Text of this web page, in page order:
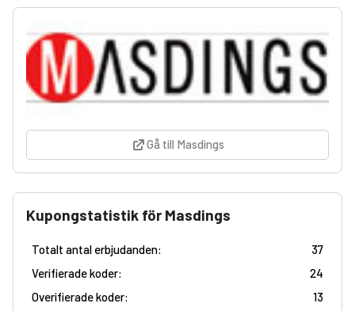
Gå till Masdings
Kupongstatistik för Masdings
Totalt antal erbjudanden:
37
Verifierade koder:
24
Overifierade koder:
13